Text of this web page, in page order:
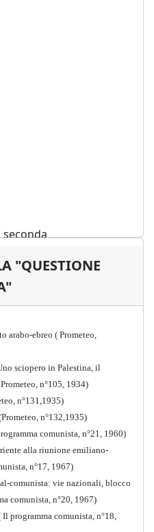
"QUESTIONE
arabo-ebreo ( Prometeo,
sciopero in Palestina, il
n°105, 1934)
n°131,1935)
n°132,1935)
comunista, n°21, 1960)
alla riunione emiliano-
n°17, 1967)
comunista: vie nazionali, blocco
comunista, n°20, 1967)
programma comunista, n°18,